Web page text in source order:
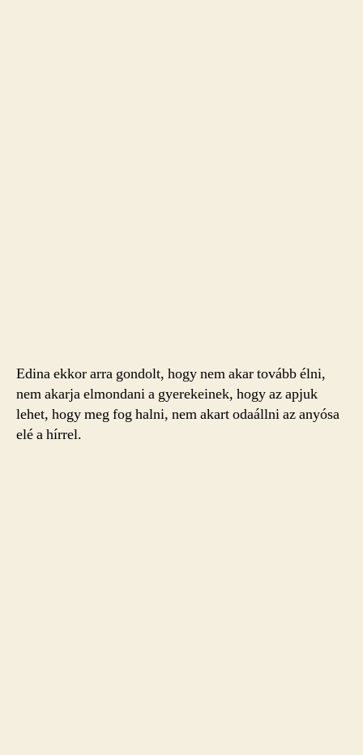
Edina ekkor arra gondolt, hogy nem akar tovább élni,
nem akarja elmondani a gyerekeinek, hogy az apjuk
lehet, hogy meg fog halni, nem akart odaállni az anyósa
elé a hírrel.